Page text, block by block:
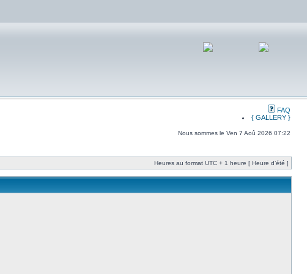
FAQ
{ GALLERY }
Nous sommes le Ven 7 Aoû 2026 07:22
Heures au format UTC + 1 heure [ Heure d’été ]